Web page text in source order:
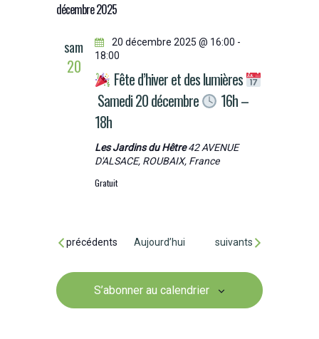
de
vues
Évènements
date.
décembre 2025
sam
20
Fête d’hiver et des lumières
Samedi 20 décembre
16h –
18h
20 décembre 2025 @ 16:00 -
18:00
Les Jardins du Hêtre42 AVENUE
D'ALSACE, ROUBAIX, France
Gratuit
Évènements
précédents Aujourd’hui Évènements
suivants
S’abonner au calendrier